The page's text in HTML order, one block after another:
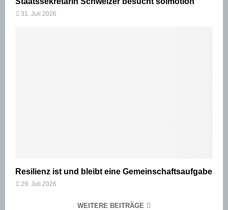
31. Juli 2026
Resilienz ist und bleibt eine Gemeinschaftsaufgabe
29. Juli 2026
WEITERE BEITRÄGE